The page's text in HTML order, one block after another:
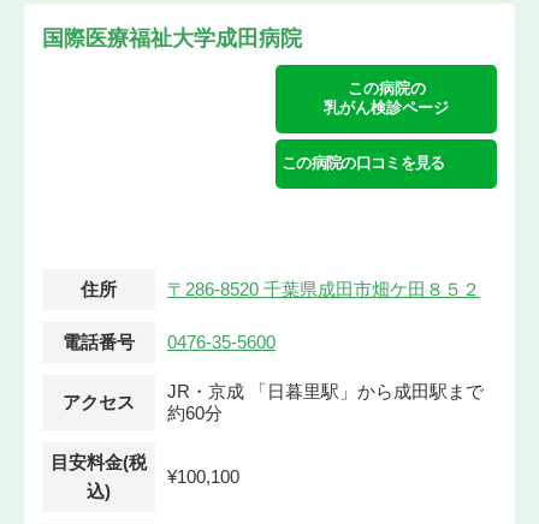
国際医療福祉大学成田病院
この病院の
乳がん検診ページ
この病院の口コミを見る
住所 〒286-8520 千葉県成田市畑ケ田８５２
電話番号 0476-35-5600
アクセス
JR・京成 「日暮里駅」から成田駅まで
約60分
目安料金(税
込)
¥100,100